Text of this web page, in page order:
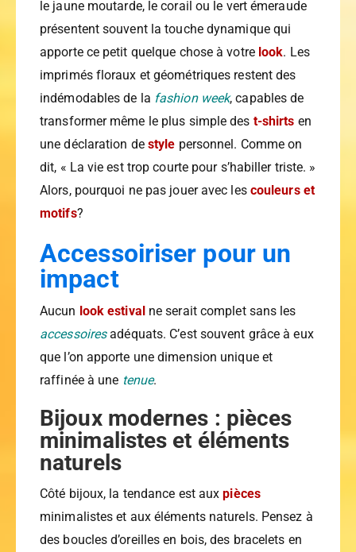
le jaune moutarde, le corail ou le vert émeraude
présentent souvent la touche dynamique qui
apporte ce petit quelque chose à votre look. Les
imprimés floraux et géométriques restent des
indémodables de la fashion week, capables de
transformer même le plus simple des t-shirts en
une déclaration de style personnel. Comme on
dit, « La vie est trop courte pour s’habiller triste. »
Alors, pourquoi ne pas jouer avec les couleurs et
motifs?
Accessoiriser pour un
impact
Aucun look estival ne serait complet sans les
accessoiresadéquats. C’est souvent grâce à eux
que l’on apporte une dimension unique et
raffinée à une tenue.
Bijoux modernes : pièces
minimalistes et éléments
naturels
Côté bijoux, la tendance est auxpièces
minimalistes et aux éléments naturels. Pensez à
des boucles d’oreilles en bois, des bracelets en